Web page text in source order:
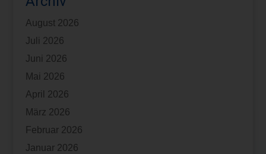
August 2026
Juli 2026
Juni 2026
Mai 2026
April 2026
März 2026
Februar 2026
Januar 2026